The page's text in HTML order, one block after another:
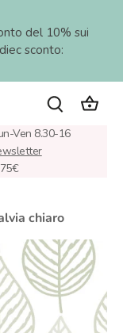
del 10% sui
sconto:
Ven 8.30-16
chiaro